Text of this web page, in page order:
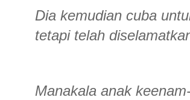
Dia kemudian cuba
tetapi telah
Manakala anak